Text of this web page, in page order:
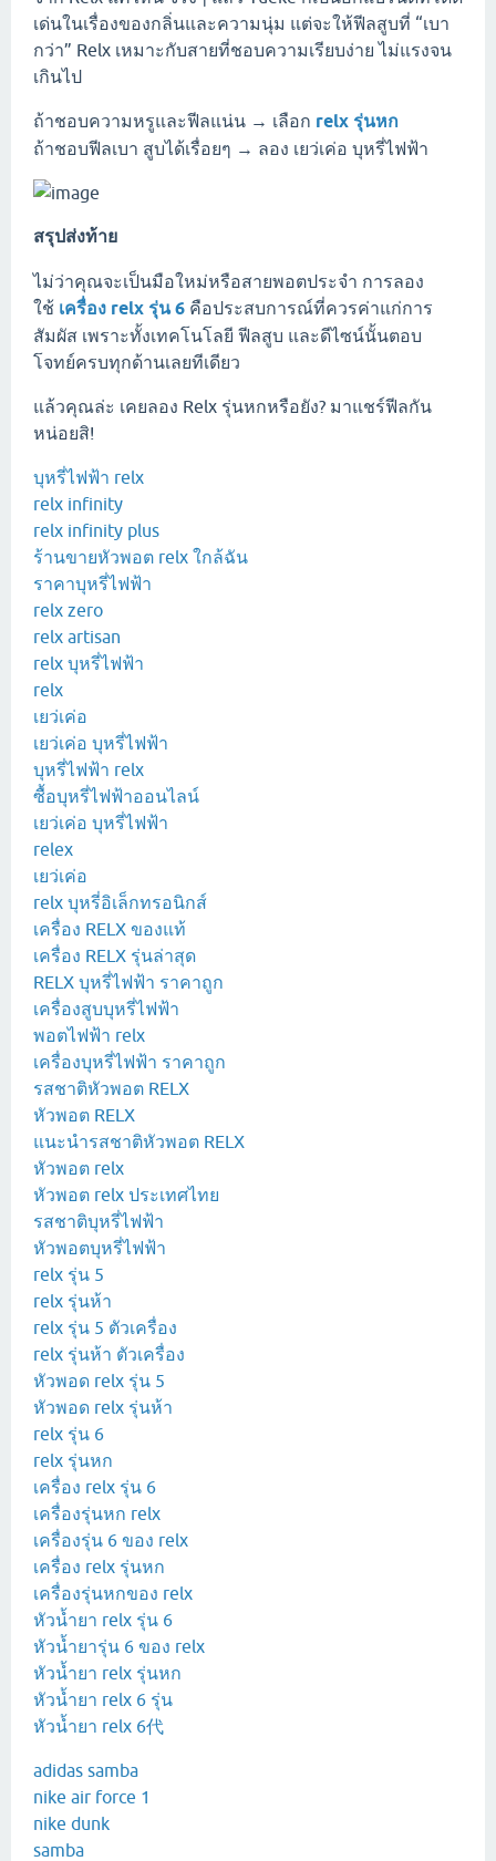
เด่นในเรื่องของกลิ่นและความนุ่ม แต่จะให้ฟีลสูบที่ “เบา
กว่า” Relx เหมาะกับสายที่ชอบความเรียบง่าย ไม่แรงจน
เกินไป
ถ้าชอบความหรูและฟีลแน่น → เลือก relx รุ่นหก
ถ้าชอบฟีลเบา สูบได้เรื่อยๆ → ลอง เยว่เค่อ บุหรี่ไฟฟ้า
สรุปส่งท้าย
ไม่ว่าคุณจะเป็นมือใหม่หรือสายพอตประจำ การลอง
ใช้ เครื่อง relx รุ่น 6 คือประสบการณ์ที่ควรค่าแก่การ
สัมผัส เพราะทั้งเทคโนโลยี ฟีลสูบ และดีไซน์นั้นตอบ
โจทย์ครบทุกด้านเลยทีเดียว
แล้วคุณล่ะ เคยลอง Relx รุ่นหกหรือยัง? มาแชร์ฟีลกัน
หน่อยสิ!
บุหรี่ไฟฟ้า relx
relx infinity
relx infinity plus
ร้านขายหัวพอต relx ใกล้ฉัน
ราคาบุหรี่ไฟฟ้า
relx zero
relx artisan
relx บุหรี่ไฟฟ้า
relx
เยว่เค่อ
เยว่เค่อ บุหรี่ไฟฟ้า
บุหรี่ไฟฟ้า relx
ซื้อบุหรี่ไฟฟ้าออนไลน์
เยว่เค่อ บุหรี่ไฟฟ้า
relex
เยว่เค่อ
relx บุหรี่อิเล็กทรอนิกส์
เครื่อง RELX ของแท้
เครื่อง RELX รุ่นล่าสุด
RELX บุหรี่ไฟฟ้า ราคาถูก
เครื่องสูบบุหรี่ไฟฟ้า
พอตไฟฟ้า relx
เครื่องบุหรี่ไฟฟ้า ราคาถูก
รสชาติหัวพอต RELX
หัวพอต RELX
แนะนำรสชาติหัวพอต RELX
หัวพอต relx
หัวพอต relx ประเทศไทย
รสชาติบุหรี่ไฟฟ้า
หัวพอตบุหรี่ไฟฟ้า
relx รุ่น 5
relx รุ่นห้า
relx รุ่น 5 ตัวเครื่อง
relx รุ่นห้า ตัวเครื่อง
หัวพอด relx รุ่น 5
หัวพอด relx รุ่นห้า
relx รุ่น 6
relx รุ่นหก
เครื่อง relx รุ่น 6
เครื่องรุ่นหก relx
เครื่องรุ่น 6 ของ relx
เครื่อง relx รุ่นหก
เครื่องรุ่นหกของ relx
หัวน้ำยา relx รุ่น 6
หัวน้ำยารุ่น 6 ของ relx
หัวน้ำยา relx รุ่นหก
หัวน้ำยา relx 6 รุ่น
หัวน้ำยา relx 6代
adidas samba
nike air force 1
nike dunk
samba